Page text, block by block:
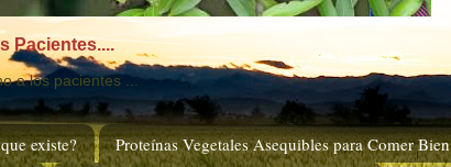
Pacientes....
a los pacientes ...
existe?
Proteínas Vegetales Asequibles para Comer Bien